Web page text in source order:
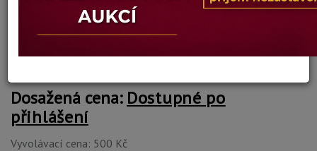
10.10.2024 20:35 SELČ
Dosažená cena: Dostupné po
přihlášení
Vyvolávací cena: 500 Kč